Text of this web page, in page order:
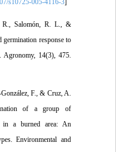
R., Salomón, R. L., &
germination response to
Agronomy, 14(3), 475.
González, F., & Cruz, A.
of a group of
in a burned area: An
Environmental and